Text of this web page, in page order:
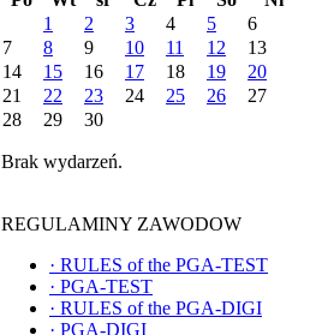
1
2 3 4 5
6
7
8 9 10 11 12
13
14
15 16 17 18 19
20
21
22 23 24 25 26
27
28
29 30
Brak wydarzeń.
REGULAMINY ZAWODOW
· RULES of the PGA-TEST
· PGA-TEST
· RULES of the PGA-DIGI
· PGA-DIGI